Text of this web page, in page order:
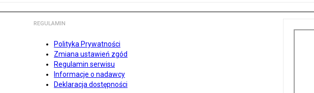
REGULAMIN
Polityka Prywatności
Zmiana ustawień zgód
Regulamin serwisu
Informacje o nadawcy
Deklaracja dostępności